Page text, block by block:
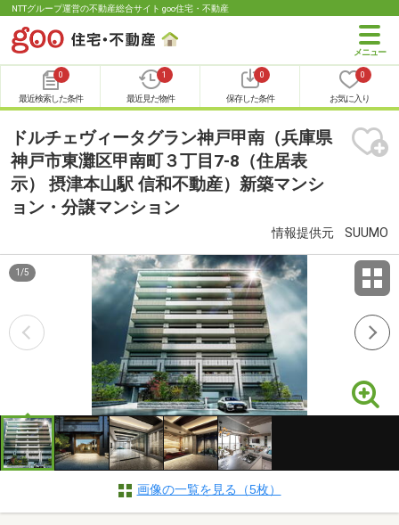
NTTグループ運営の不動産総合サイト goo住宅・不動産
0
最近検索した条件
1
最近見た物件
0
保存した条件
0
お気に入り
ドルチェヴィータグラン神戸甲南（兵庫県
神戸市東灘区甲南町３丁目7-8（住居表
示） 摂津本山駅 信和不動産）新築マンシ
ョン・分譲マンション
情報提供元 SUUMO
1 /5
画像の一覧を見る（5枚）